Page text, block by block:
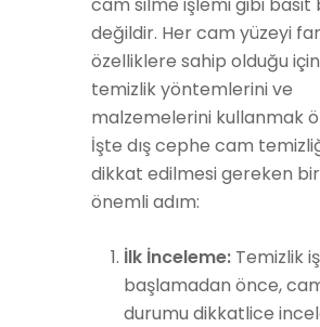
değildir. Her cam yüzeyi
özelliklere sahip olduğu
temizlik yöntemlerini ve
malzemelerini kullanmak
İşte dış cephe cam
dikkat edilmesi gereken
önemli adım:
İlk İnceleme: Temizlik
başlamadan önce,
durumu dikkatlice